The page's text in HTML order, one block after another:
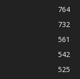
764
732
561
542
525